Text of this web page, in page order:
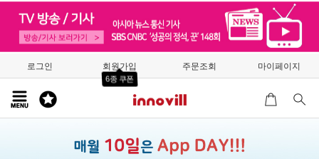
로그인 회원가입
6종 쿠폰
주문조회 마이페이지